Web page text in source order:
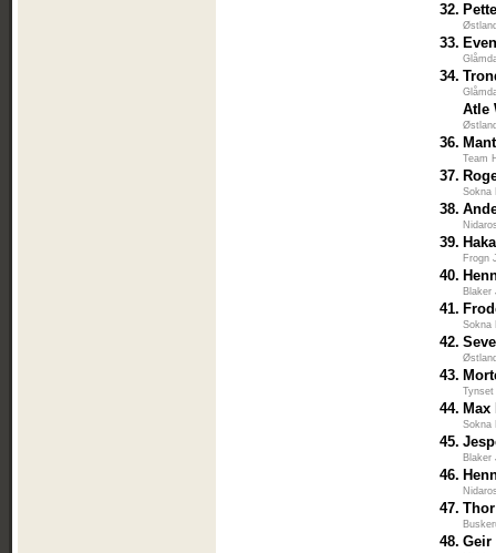
32.
33.
34.
Atle
36.
Team
37.
Sokna
38.
39.
Frogn
40.
Blaker
41.
Sokna
42.
43.
44. Max
Sokna
45.
Blaker
46.
47.
48. Geir